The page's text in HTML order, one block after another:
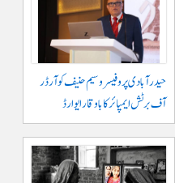
حیدر آبادی پر و فیسر وسیم حنیف کو آرڈر
آف برٹش ایمپائر کا باوقار ایوارڈ